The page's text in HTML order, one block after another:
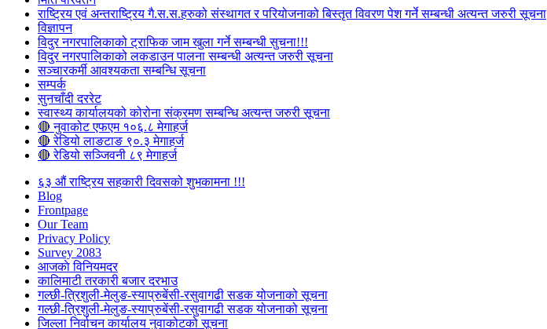
राष्ट्रिय एवं अन्तराष्ट्रिय गै.स.स.हरुको संस्थागत र परियोजनाको बिस्तृत विवरण पेश गर्ने सम्बन्धी अत्यन्त जरुरी सूचना
विज्ञापन
विदुर नगरपालिकाको ट्राफिक जाम खुला गर्ने सम्बन्धी सुचना!!!
विदुर नगरपालिकाको लकडाउन पालना सम्बन्धी अत्यन्त जरुरी सूचना
सञ्चारकर्मी आवश्यकता सम्बन्धि सूचना
सम्पर्क
सुनचाँदी दररेट
स्वास्थ्य कार्यालयको कोरोना संक्रमण सम्बन्धि अत्यन्त जरुरी सूचना
🔴 नुवाकोट एफएम १०६.८ मेगाहर्ज
🔴 रेडियो लाङटाङ ९०.३ मेगाहर्ज
🔴 रेडियो सञ्जिवनी ८९ मेगाहर्ज
६३ औं राष्ट्रिय सहकारी दिवसको शुभकामना !!!
Blog
Frontpage
Our Team
Privacy Policy
Survey 2083
आजकाे विनियमदर
कालिमाटी तरकारी बजार दरभाउ
गल्छी-त्रिशुली-मेलुङ-स्याप्रुबेंसी-रसुवागढी सडक योजनाको सूचना
गल्छी-त्रिशुली-मेलुङ-स्याप्रुबेंसी-रसुवागढी सडक योजनाको सूचना
जिल्ला निर्वाचन कार्यालय नुवाकोटको सूचना